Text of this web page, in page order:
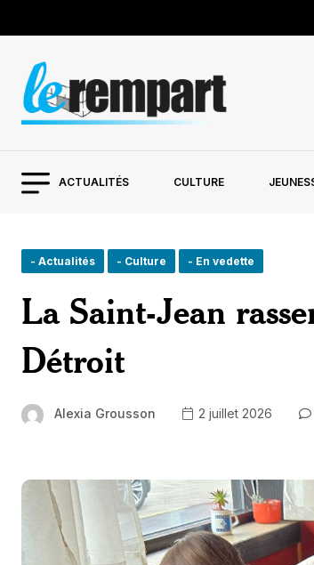
ACTUALITÉS CULTURE
- Actualités - Culture - En vedette
La Saint-Jean
Détroit
Alexia Grousson 2 juillet 2026